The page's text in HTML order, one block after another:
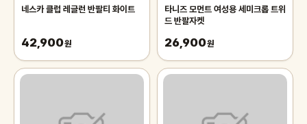
네스카 클럽 레글런 반팔티 화이트
42,900원
타니즈 모먼트 여성용 세미크롭 트위
드 반팔자켓
26,900원